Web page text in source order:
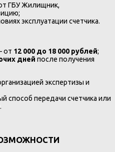
ГБУ Жилищник,
эксплуатации счетчика.
от 12 000 до 18 000 рублей;
дней после получения
экспертизы и
способ передачи счетчика или